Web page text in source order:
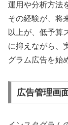
運用や分析方法
その経験が、将
以上が、低予算
に抑えながら、
グラム広告を始
広告管理画